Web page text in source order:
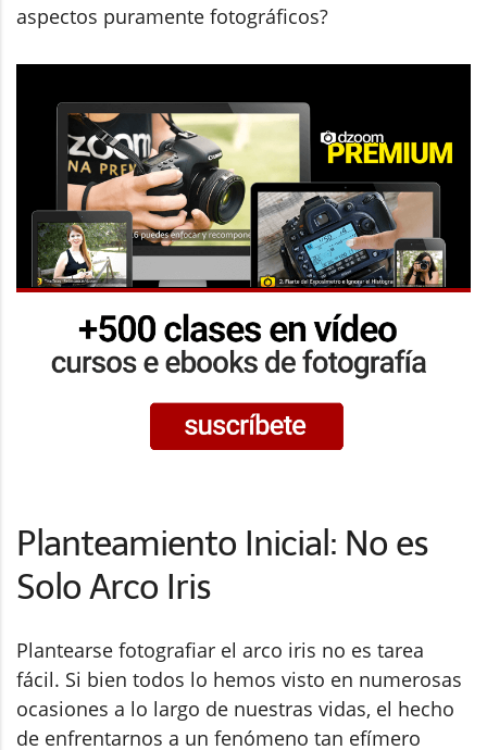
aspectos puramente fotográficos?
Planteamiento Inicial: No es
Solo Arco Iris
Plantearse fotografiar el arco iris no es tarea
fácil. Si bien todos lo hemos visto en numerosas
ocasiones a lo largo de nuestras vidas, el hecho
de enfrentarnos a un fenómeno tan efímero